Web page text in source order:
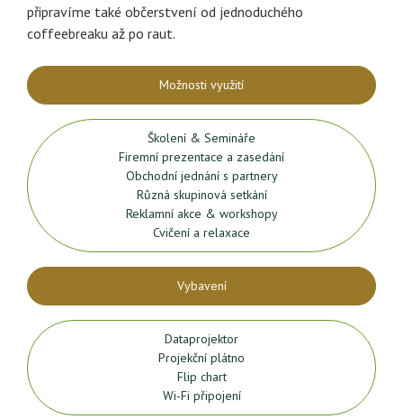
připravíme také občerstvení od jednoduchého
coffeebreaku až po raut.
Možnosti využití
Školení & Semináře
Firemní prezentace a zasedání
Obchodní jednání s partnery
Různá skupinová setkání
Reklamní akce & workshopy
Cvičení a relaxace
Vybavení
Dataprojektor
Projekční plátno
Flip chart
Wi-Fi připojení